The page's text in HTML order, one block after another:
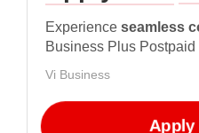
Experience seamless
Business Plus Postpaid
Vi Business
Apply